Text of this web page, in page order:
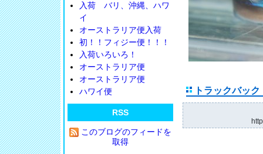
入荷 バリ、沖縄、ハワ
イ
オーストラリア便入荷
初！！フィジー便！！！
入荷いろいろ！
オーストラリア便
オーストラリア便
ハワイ便
RSS
このブログのフィードを
取得
トラックバック